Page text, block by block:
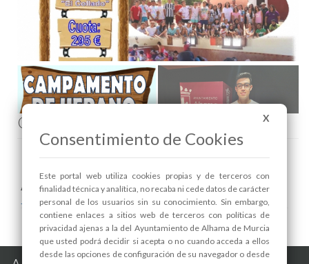
Comenta esta noticia en Facebook
Areas relacionadas:
Juventud
X
Consentimiento de Cookies
Este portal web utiliza cookies propias y de terceros con
finalidad técnica y analítica, no recaba ni cede datos de carácter
personal de los usuarios sin su conocimiento. Sin embargo,
contiene enlaces a sitios web de terceros con políticas de
privacidad ajenas a la del Ayuntamiento de Alhama de Murcia
que usted podrá decidir si acepta o no cuando acceda a ellos
desde las opciones de configuración de su navegador o desde